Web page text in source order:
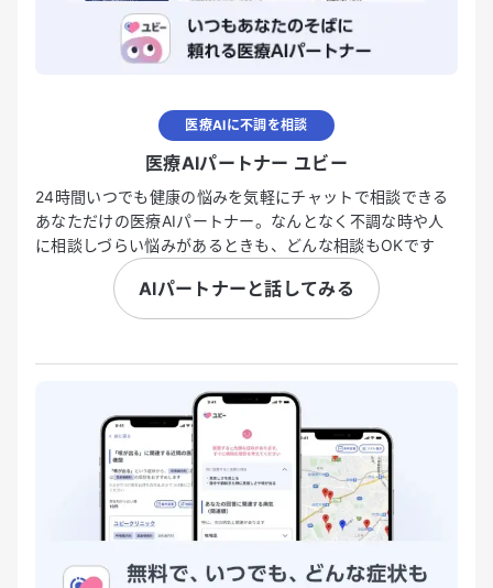
医療AIに不調を相談
医療AIパートナー ユビー
24時間いつでも健康の悩みを気軽にチャットで相談できる
あなただけの医療AIパートナー。なんとなく不調な時や人
に相談しづらい悩みがあるときも、どんな相談もOKです
AIパートナーと話してみる